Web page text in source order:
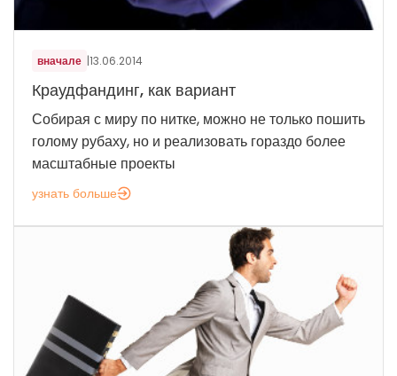
вначале |13.06.2014
Краудфандинг, как вариант
Собирая с миру по нитке, можно не только пошить
голому рубаху, но и реализовать гораздо более
масштабные проекты
узнать больше